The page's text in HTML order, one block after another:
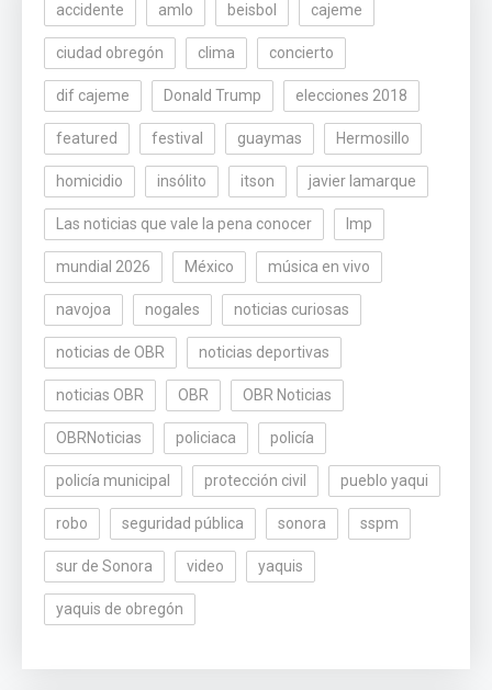
accidente amlo beisbol cajeme
ciudad obregón clima concierto
dif cajeme Donald Trump elecciones 2018
featured festival guaymas Hermosillo
homicidio insólito itson javier lamarque
Las noticias que vale la pena conocer lmp
mundial 2026 México música en vivo
navojoa nogales noticias curiosas
noticias de OBR noticias deportivas
noticias OBR OBR OBR Noticias
OBRNoticias policiaca policía
policía municipal protección civil pueblo yaqui
robo seguridad pública sonora sspm
sur de Sonora video yaquis
yaquis de obregón